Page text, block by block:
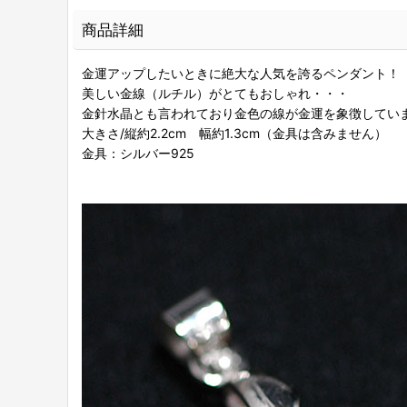
商品詳細
金運アップしたいときに絶大な人気を誇るペンダント！
美しい金線（ルチル）がとてもおしゃれ・・・
金針水晶とも言われており金色の線が金運を象徴してい
大きさ/縦約2.2cm 幅約1.3cm（金具は含みません）
金具：シルバー925